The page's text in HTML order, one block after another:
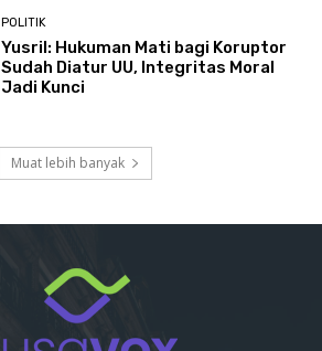
POLITIK
Yusril: Hukuman Mati bagi Koruptor
Sudah Diatur UU, Integritas Moral
Jadi Kunci
Muat lebih banyak